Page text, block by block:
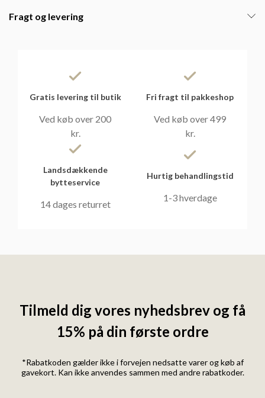
Fragt og levering
Gratis levering til butik
Ved køb over 200
kr.
Fri fragt til pakkeshop
Ved køb over 499
kr.
Landsdækkende
bytteservice
14 dages returret
Hurtig behandlingstid
1-3 hverdage
Tilmeld dig vores nyhedsbrev og få
15% på din første ordre
*Rabatkoden gælder ikke i forvejen nedsatte varer og køb af
gavekort. Kan ikke anvendes sammen med andre rabatkoder.